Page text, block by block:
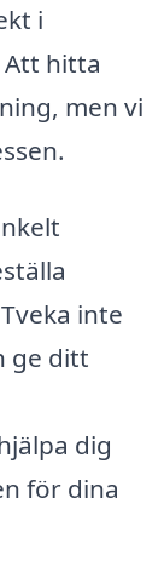
i
hitta
men vi
inte
ge ditt
dig
för dina